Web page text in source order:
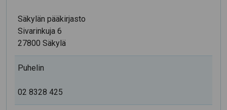
Säkylän pääkirjasto
Sivarinkuja 6
27800 Säkylä
Puhelin
02 8328 425